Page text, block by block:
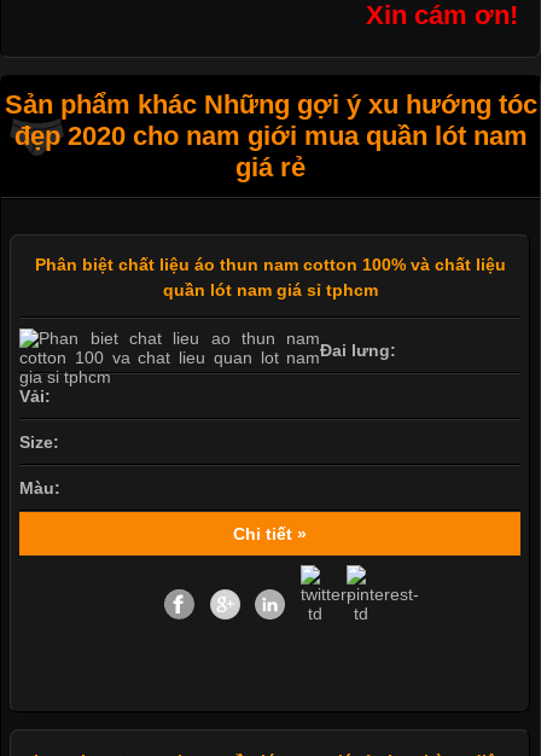
Xin cám ơn!
Sản phẩm khác Những gợi ý xu hướng tóc
đẹp 2020 cho nam giới mua quần lót nam
giá rẻ
Phân biệt chất liệu áo thun nam cotton 100% và chất liệu
quần lót nam giá sỉ tphcm
Đai lưng:
Vải:
Size:
Màu:
Chi tiết »